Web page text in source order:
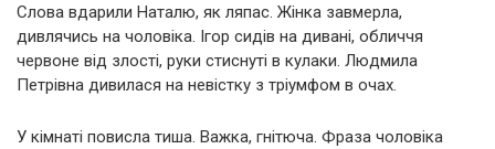
Слова вдарили Наталю, як ляпас. Жінка завмерла,
дивлячись на чоловіка. Ігор сидів на дивані, обличчя
червоне від злості, руки стиснуті в кулаки. Людмила
Петрівна дивилася на невістку з тріумфом в очах.
У кімнаті повисла тиша. Важка, гнітюча. Фраза чоловіка